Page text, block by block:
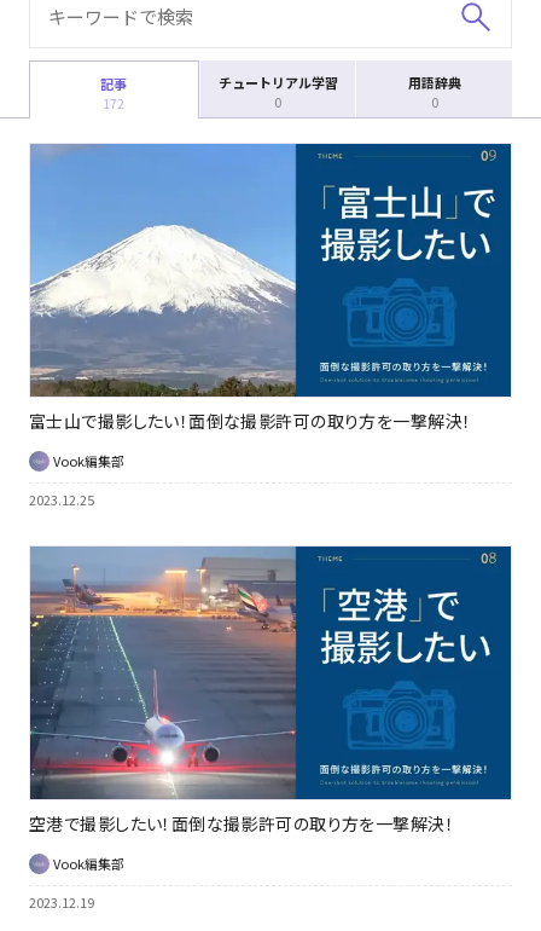
記事
172
チュートリアル学習
0
用語辞典
0
富士山で撮影したい！面倒な撮影許可の取り方を一撃解決！
Vook編集部
2023.12.25
空港で撮影したい！面倒な撮影許可の取り方を一撃解決！
Vook編集部
2023.12.19